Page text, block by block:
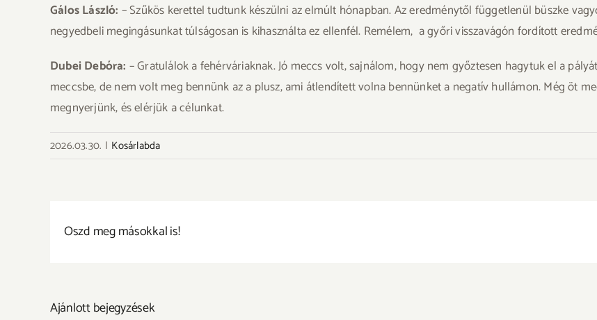
Gálos László: – Szűkös kerettel tudtunk készülni az elmúlt hónapban. Az eredménytől függetlenül büszke
negyedbeli megingásunkat túlságosan is kihasználta ez ellenfél. Remélem, a győri visszavágón fordított
Dubei Debóra: – Gratulálok a fehérváriaknak. Jó meccs volt, sajnálom, hogy nem győztesen hagytuk el a
meccsbe, de nem volt meg bennünk az a plusz, ami átlendített volna bennünket a negatív hullámon. Még öt
megnyerjünk, és elérjük a célunkat.
2026.03.30. | Kosárlabda
Oszd meg másokkal is!
Ajánlott bejegyzések